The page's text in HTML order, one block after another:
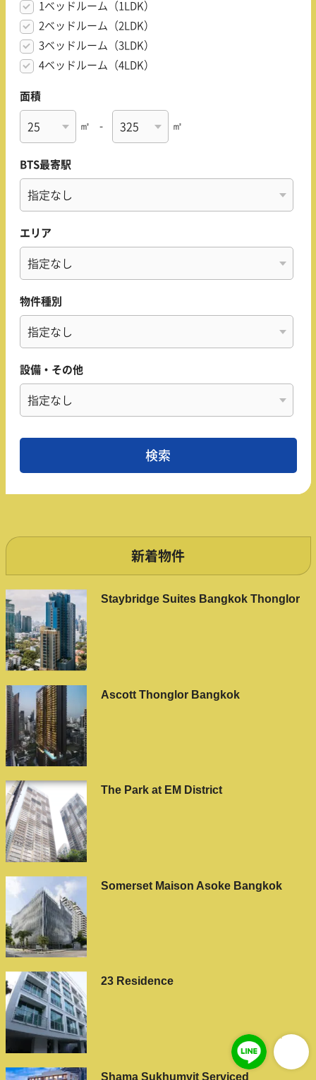
1ベッドルーム（1LDK）
2ベッドルーム（2LDK）
3ベッドルーム（3LDK）
4ベッドルーム（4LDK）
面積
㎡ - ㎡
BTS最寄駅
エリア
物件種別
設備・その他
新着物件
Staybridge Suites Bangkok Thonglor
Ascott Thonglor Bangkok
The Park at EM District
Somerset Maison Asoke Bangkok
23 Residence
Shama Sukhumvit Serviced